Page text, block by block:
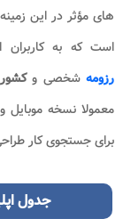
های مؤثر در این
است که به
رزومه شخصی وکشور
معمولا نسخه موبایل
برای جستجوی کار
جدول